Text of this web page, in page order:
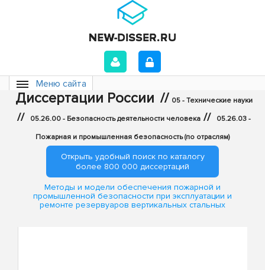
Меню сайта
Диссертации России // 05 - Технические науки
// 05.26.00 - Безопасность деятельности человека // 05.26.03 -
Пожарная и промышленная безопасность (по отраслям)
Открыть удобный поиск по каталогу
более 800 000 диссертаций
Методы и модели обеспечения пожарной и
промышленной безопасности при эксплуатации и
ремонте резервуаров вертикальных стальных